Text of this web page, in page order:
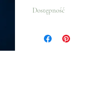
Dostępność